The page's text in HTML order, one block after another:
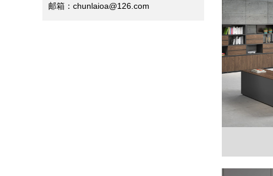
邮箱：chunlaioa@126.com